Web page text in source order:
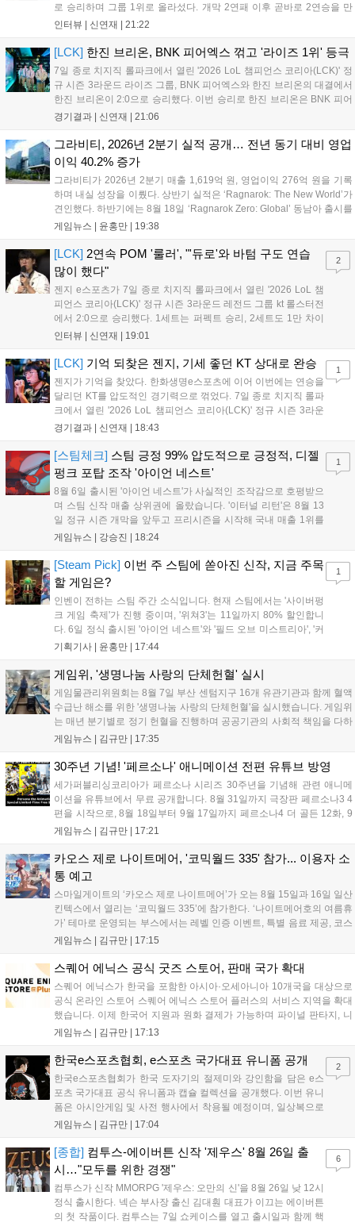
로 승리하며 그룹 1위로 올라섰다. 개막 2연패 이후 곧바로 2연승을 만
들어내면서 이어질 4라운드에 대한 기대감을 올렸다. 다음은 이날 데뷔
인터뷰 | 신연재 | 21:22
[LCK] 한진 브리온, BNK 피어엑스 꺾고 '라이즈 1위' 등극
7일 종로 치지직 롤파크에서 열린 '2026 LoL 챔피언스 코리아(LCK)' 정
규 시즌 3라운드 라이즈 그룹, BNK 피어엑스와 한진 브리온의 대결에서
한진 브리온이 2:0으로 승리했다. 이번 승리로 한진 브리온은 BNK 피어
엑스를 제치고 라이즈 그룹 1위로 올라섰다. 1세트, 한진 브리온이 '로머'
경기결과 | 신연재 | 21:06
그라비티, 2026년 2분기 실적 공개… 전년 동기 대비 영업
이익 40.2% 증가
그라비티가 2026년 2분기 매출 1,619억 원, 영업이익 276억 원을 기록
하며 내실 성장을 이뤘다. 상반기 실적은 ‘Ragnarok: The New World’가
견인했다. 하반기에는 8월 18일 ‘Ragnarok Zero: Global’ 동남아 출시를
시작으로 9월 3일 ‘달려라 헤베레케 EX’, 9월 22일 ‘갈바테인’ 등 다양한
이’ 출시가 예정돼 있으며, 2027년에는 ‘Ragnarok 3’ 등 대작을 글로벌
출시할 계획이다. 그라비티는 조인트벤처 설립과 라그나로크 에코 시스
템 구축을 통해 신성장 동력을 확보할 방침이다....
게임뉴스 | 윤홍만 | 19:38
[LCK] 2연속 POM '룰러', "'듀로'와 바텀 구도 연습
많이 했다"
젠지 e스포츠가 7일 종로 치지직 롤파크에서 열린 '2026 LoL 챔
피언스 코리아(LCK)' 정규 시즌 3라운드 레전드 그룹 kt 롤스터전
에서 2:0으로 승리했다. 1세트는 퍼펙트 승리, 2세트도 1만 차이
를 벌리며 25분 만에 승리하면서 말 그대로 압도적인 경기력을 선
하며 POM에 선정됐...
인터뷰 | 신연재 | 19:01
2
[LCK] 기억 되찾은 젠지, 기세 좋던 KT 상대로 완승
젠지가 기억을 찾았다. 한화생명e스포츠에 이어 이번에는 연승을
달리던 KT를 압도적인 경기력으로 꺾었다. 7일 종로 치지직 롤파
크에서 열린 '2026 LoL 챔피언스 코리아(LCK)' 정규 시즌 3라운
드 레전드 그룹, kt 롤스터와 젠지 e스포츠의 대결에서 젠지가 압
기억을 되찾기라도 한 듯 1,...
경기결과 | 신연재 | 18:43
1
[스팀체크] 스팀 긍정 99% 압도적으로 긍정적, 디젤
펑크 포탑 조작 '아이언 네스트'
8월 6일 출시된 '아이언 네스트'가 사실적인 조작감으로 호평받으
며 스팀 신작 매출 상위권에 올랐습니다. '이터널 리턴'은 8월 13
일 정규 시즌 개막을 앞두고 프리시즌을 시작해 국내 매출 1위를
기록했습니다. 25주년을 맞은 '고스트 리콘' 시리즈는 8월 6일 쇼
'마블 투혼: 파이팅 소울즈'와 레트로 수리 시뮬레이션 '리스토
리'도 스팀에 정식 출시되었습니다....
게임뉴스 | 강승진 | 18:24
1
[Steam Pick] 이번 주 스팀에 쏟아진 신작, 지금 주목
할 게임은?
인벤이 전하는 스팀 주간 소식입니다. 현재 스팀에서는 '사이버펑
크 게임 축제'가 진행 중이며, '위쳐3'는 11일까지 80% 할인합니
다. 6일 정식 출시된 '아이언 네스트'와 '필드 오브 미스트리아', '커
세어 코브'가 호평받고 있습니다. 한편, 7일 출시된 '마블 투혼'은
다. 유비소프트의 '고스트리콘: 와일드랜드'는 7년 만의 대규모 업
기획기사 | 윤홍만 | 17:44
1
게임위, '생명나눔 사랑의 단체헌혈' 실시
게임물관리위원회는 8월 7일 부산 센텀지구 16개 유관기관과 함께 혈액
수급난 해소를 위한 '생명나눔 사랑의 단체헌혈'을 실시했습니다. 게임위
는 매년 분기별로 정기 헌혈을 진행하며 공공기관의 사회적 책임을 다하
고 있으며, 이번 행사에는 영화진흥위원회 등 14개 기관 임직원이 동참
따뜻한 실천에 참여한 모든 임직원에게 감사의 뜻을 전하며 헌혈 문화
게임뉴스 | 김규만 | 17:35
30주년 기념! '페르소나' 애니메이션 전편 유튜브 방영
세가퍼블리싱코리아가 페르소나 시리즈 30주년을 기념해 관련 애니메
이션을 유튜브에서 무료 공개합니다. 8월 31일까지 극장판 페르소나3 4
편을 시작으로, 8월 18일부터 9월 17일까지 페르소나4 더 골든 12화, 9
월 15일부터 10월 14일까지 페르소나5 시리즈가 순차 공개됩니다. 또한
영상 및 대형 전광판에 소개될 예정입니다....
게임뉴스 | 김규만 | 17:21
카오스 제로 나이트메어, '코믹월드 335' 참가... 이용자 소
통 예고
스마일게이트의 ‘카오스 제로 나이트메어’가 오는 8월 15일과 16일 일산
킨텍스에서 열리는 ‘코믹월드 335’에 참가한다. ‘나이트메어호의 여름휴
가’ 테마로 운영되는 부스에서는 레벨 인증 이벤트, 특별 음료 제공, 코스
프레 모델 포토존 등 다채로운 행사가 진행된다. 유명 코스어 7인이 캐릭
세한 정보는 공식 커뮤니티에서 확인 가능하다....
게임뉴스 | 김규만 | 17:15
스퀘어 에닉스 공식 굿즈 스토어, 판매 국가 확대
스퀘어 에닉스가 한국을 포함한 아시아·오세아니아 10개국을 대상으로
공식 온라인 스토어 스퀘어 에닉스 스토어 플러스의 서비스 지역을 확대
했습니다. 이제 한국어 지원과 원화 결제가 가능하며 파이널 판타지, 니
어 등 주요 게임의 피규어, 굿즈를 구매할 수 있습니다. 신상품이 순차적
용 가능합니다....
게임뉴스 | 김규만 | 17:13
한국e스포츠협회, e스포츠 국가대표 유니폼 공개
한국e스포츠협회가 한국 도자기의 절제미와 강인함을 담은 e스
포츠 국가대표 공식 유니폼과 캡슐 컬렉션을 공개했다. 이번 유니
폼은 아시안게임 및 사전 행사에서 착용될 예정이며, 일상복으로
구성된 컬렉션은 오는 8월 28일부터 골스튜디오 공식 홈페이지
서는 대회 규정에 따라 별도의 유니폼을 착용할 계획이다....
게임뉴스 | 김규만 | 17:04
2
[종합] 컴투스-에이버튼 신작 '제우스' 8월 26일 출
시…"모두를 위한 경쟁"
컴투스가 신작 MMORPG '제우스: 오만의 신'을 8월 26일 낮 12시
정식 출시한다. 넥슨 부사장 출신 김대훤 대표가 이끄는 에이버튼
의 첫 작품이다. 컴투스는 7일 쇼케이스를 열고 출시일과 함께 핵
6